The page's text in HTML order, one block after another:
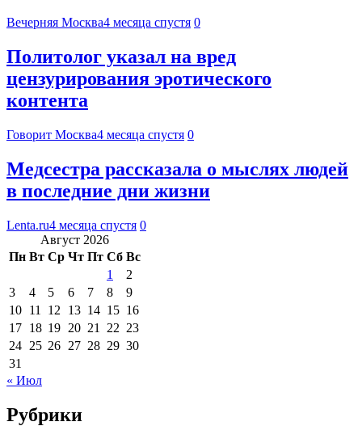
Вечерняя Москва4 месяца спустя 0
Политолог указал на вред
цензурирования эротического
контента
Говорит Москва4 месяца спустя 0
Медсестра рассказала о мыслях людей
в последние дни жизни
Lenta.ru4 месяца спустя 0
Август 2026
Пн Вт Ср Чт Пт Сб Вс
1
2
3
4 5 6 7 8
9
10 11 12 13 14 15 16
17 18 19 20 21 22 23
24 25 26 27 28 29 30
31
« Июл
Рубрики